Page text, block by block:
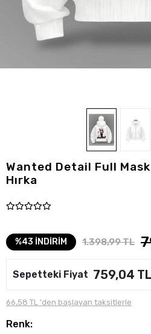
Wanted Detail Full
Hırka
%43 İNDİRİM 1.398,99 TL
Sepetteki Fiyat 759,04 TL
66,58 TL 'den başlayan taksitlerle
Renk: